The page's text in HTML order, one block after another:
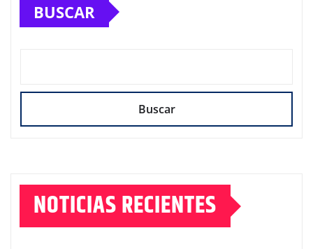
BUSCAR
Buscar
NOTICIAS RECIENTES